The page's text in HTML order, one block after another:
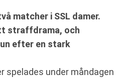
matcher i SSL damer.
straffdrama, och
efter en stark
spelades under måndagen